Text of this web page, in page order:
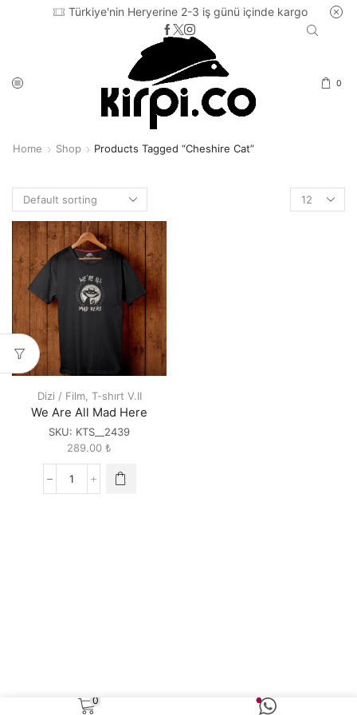
Türkiye'nin Heryerine 2-3 iş günü içinde kargo
0
Home Shop Products Tagged “cheshire Cat”
Products
per
Dizi / Film, T-shırt V.II
We Are All Mad Here
SKU: KTS__2439
289.00 ₺
We
0